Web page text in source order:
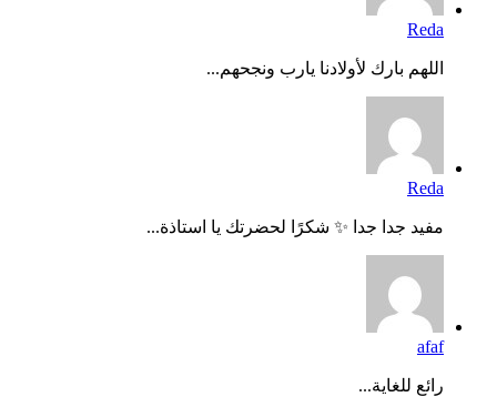
Reda
اللهم بارك لأولادنا يارب ونجحهم...
Reda
مفيد جدا جدا ✨ شكرًا لحضرتك يا استاذة...
afaf
رائع للغاية...